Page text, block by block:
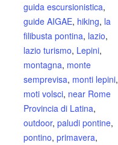
guida escursionistica,
guide AIGAE, hiking, la
filibusta pontina, lazio,
lazio turismo, Lepini,
montagna, monte
semprevisa, monti lepini,
moti volsci, near Rome
Provincia di Latina,
outdoor, paludi pontine,
pontino, primavera,